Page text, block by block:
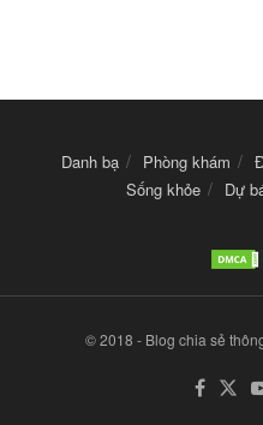
Danh bạ Phòng khám
Sống khỏe
Dự
© 2018 - Blog chia sẻ